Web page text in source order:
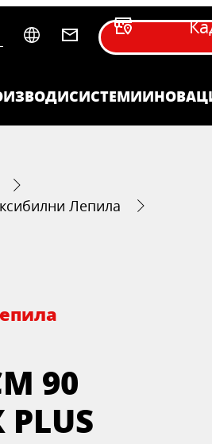
СИСТЕМИ
Лепила
90
PLUS